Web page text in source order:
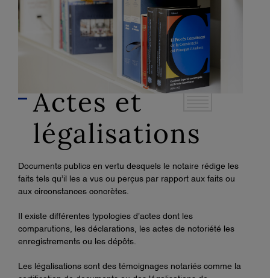
Actes et
légalisations
Documents publics en vertu desquels le notaire rédige les
faits tels qu’il les a vus ou perçus par rapport aux faits ou
aux circonstances concrètes.
Il existe différentes typologies d’actes dont les
comparutions, les déclarations, les actes de notoriété les
enregistrements ou les dépôts.
Les légalisations sont des témoignages notariés comme la